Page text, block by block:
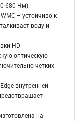
680 Нм).
– устойчиво к
воду и
HD -
оптическую
четких
внутренней
на